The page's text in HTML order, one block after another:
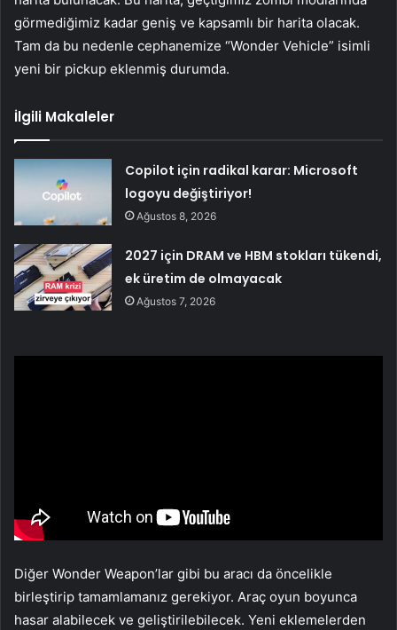
görmediğimiz kadar geniş ve kapsamlı bir harita olacak.
Tam da bu nedenle cephanemize “Wonder Vehicle” isimli
yeni bir pickup eklenmiş durumda.
İlgili Makaleler
Copilot için radikal karar: Microsoft
logoyu değiştiriyor!
Ağustos 8, 2026
2027 için DRAM ve HBM stokları tükendi,
ek üretim de olmayacak
Ağustos 7, 2026
Diğer Wonder Weapon’lar gibi bu aracı da öncelikle
birleştirip tamamlamanız gerekiyor. Araç oyun boyunca
hasar alabilecek ve geliştirilebilecek. Yeni eklemelerden